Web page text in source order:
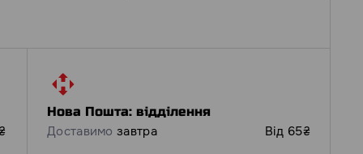
Нова Пошта: відділення
Доставимо завтра Від 65₴